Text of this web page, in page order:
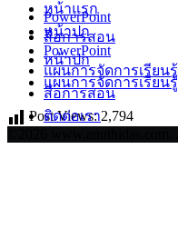
หน้าแรก
หน้าปก
PowerPoint
แผนการจัดการเรียนรู้
สื่อการสอน
ติดต่อเรา
PowerPoint
สื่อการสอน
หน้าปก
แผนการจัดการเรียนรู้
Post Views: 2,794